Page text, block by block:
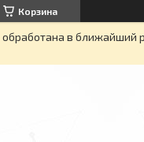
Корзина
обработана в ближайший